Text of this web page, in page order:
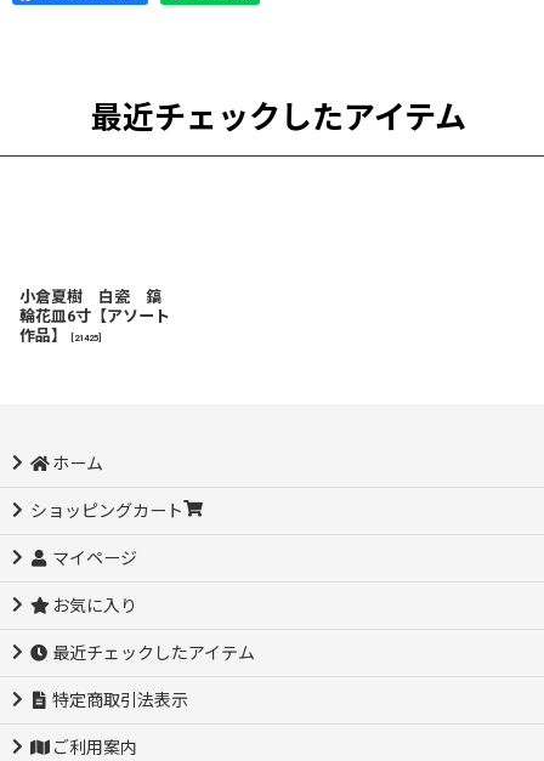
最近チェックしたアイテム
小倉夏樹 白瓷 鎬
輪花皿6寸【アソート
作品】
21425
ホーム
ショッピングカート
マイページ
お気に入り
最近チェックしたアイテム
特定商取引法表示
ご利用案内